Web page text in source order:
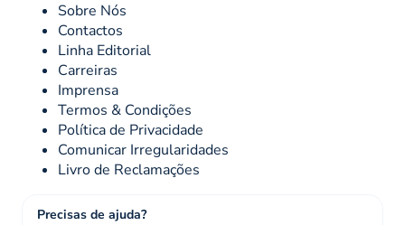
Sobre Nós
Contactos
Linha Editorial
Carreiras
Imprensa
Termos & Condições
Política de Privacidade
Comunicar Irregularidades
Livro de Reclamações
Precisas de ajuda?